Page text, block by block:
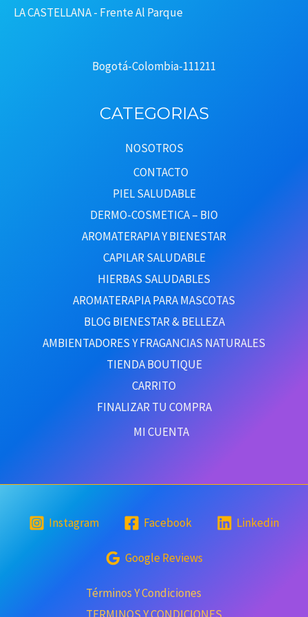
LA CASTELLANA - Frente Al Parque
Bogotá-Colombia-111211
CATEGORIAS
NOSOTROS
CONTACTO
PIEL SALUDABLE
DERMO-COSMETICA – BIO
AROMATERAPIA Y BIENESTAR
CAPILAR SALUDABLE
HIERBAS SALUDABLES
AROMATERAPIA PARA MASCOTAS
BLOG BIENESTAR & BELLEZA
AMBIENTADORES Y FRAGANCIAS NATURALES
TIENDA BOUTIQUE
CARRITO
FINALIZAR TU COMPRA
MI CUENTA
Instagram Facebook Linkedin
Google Reviews
Términos Y Condiciones